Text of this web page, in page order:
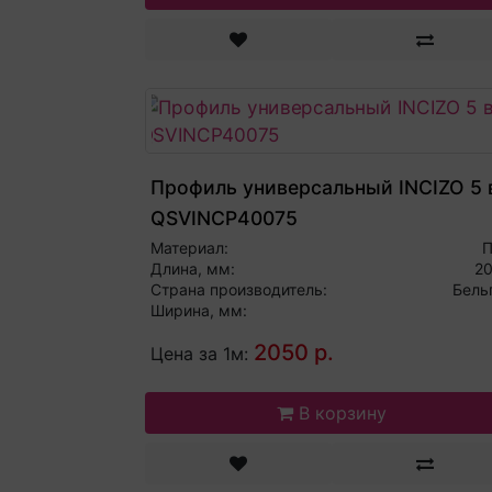
Профиль универсальный INCIZO 5
QSVINCP40075
Материал:
Длина, мм:
Страна производитель:
Ширина, мм:
Цена за 1м: 2050 р.
В корзину